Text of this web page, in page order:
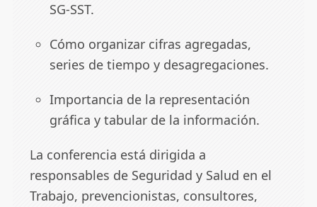
SG-SST.
Cómo organizar cifras agregadas,
series de tiempo y desagregaciones.
Importancia de la representación
gráfica y tabular de la información.
La conferencia está dirigida a
responsables de Seguridad y Salud en el
Trabajo, prevencionistas, consultores,